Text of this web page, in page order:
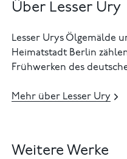
Über Lesser Ury
Lesser Urys Ölgemälde
Heimatstadt Berlin
Frühwerken des
Mehr über Lesser Ury
Weitere Werke